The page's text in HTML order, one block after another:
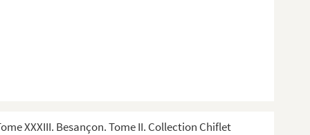
XXXIII. Besançon. Tome II. Collection Chiflet